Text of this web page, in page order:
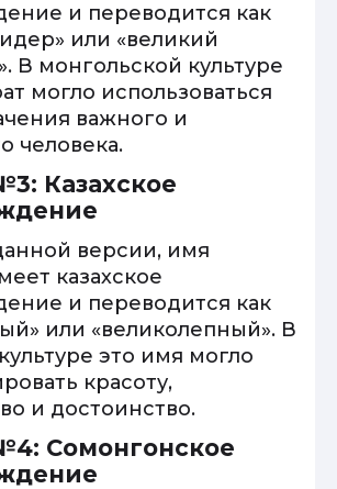
и переводится как
или «великий
В монгольской культуре
могло использоваться
важного и
человека.
Казахское
версии, имя
казахское
и переводится как
или «великолепный». В
это имя могло
красоту,
и достоинство.
Сомонгонское